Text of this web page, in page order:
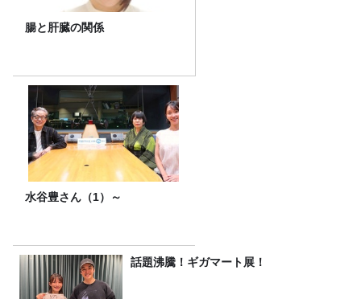
腸と肝臓の関係
水谷豊さん（1）～
話題沸騰！ギガマート展！